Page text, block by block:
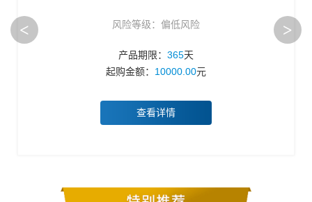
< 风险等级：偏低风险
产品期限： 365天
起购金额： 10000.00元
查看详情
>